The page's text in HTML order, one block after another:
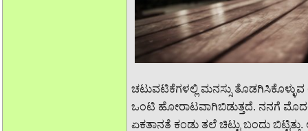
ಚಟುವಟಿಕೆಗಳಲ್ಲಿ ಮನಸ್ಸು
ಒಂಟಿ ಹೋರಾಟವಾಗಿಬಿಡುತ್ತದೆ. ನನಗೆ
ಏಕತಾನತೆ ಕಂಡು ತಲೆ ಚಿಟ್ಟು ಬಂದು